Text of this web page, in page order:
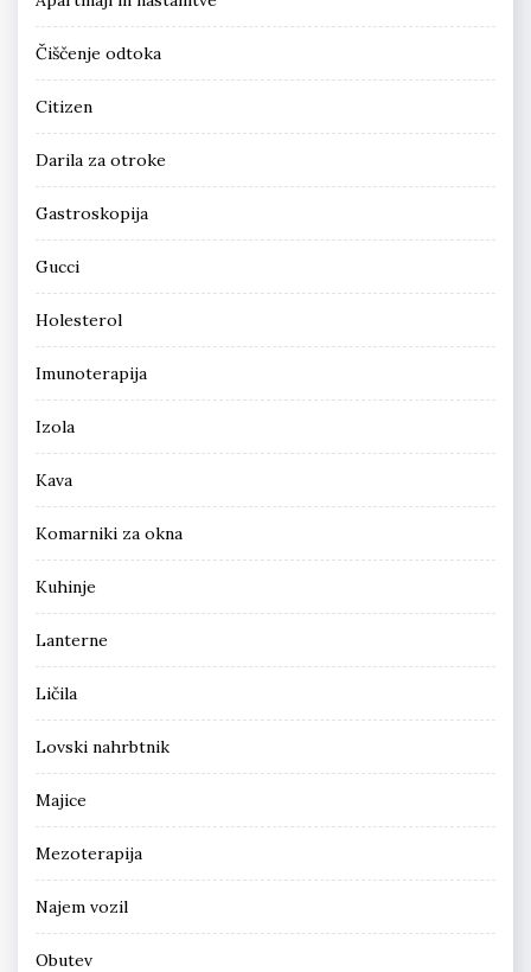
Čiščenje odtoka
Citizen
Darila za otroke
Gastroskopija
Gucci
Holesterol
Imunoterapija
Izola
Kava
Komarniki za okna
Kuhinje
Lanterne
Ličila
Lovski nahrbtnik
Majice
Mezoterapija
Najem vozil
Obutev